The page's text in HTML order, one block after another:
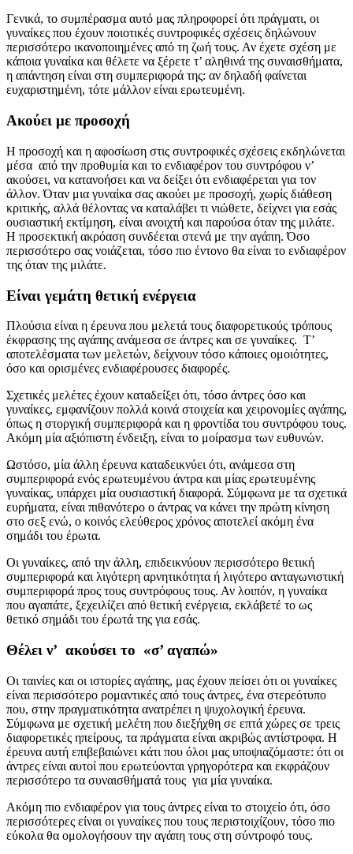
Γενικά, το συμπέρασμα αυτό μας πληροφορεί ότι πράγματι, οι
γυναίκες που έχουν ποιοτικές συντροφικές σχέσεις δηλώνουν
περισσότερο ικανοποιημένες από τη ζωή τους. Αν έχετε σχέση με
κάποια γυναίκα και θέλετε να ξέρετε τ’ αληθινά της συναισθήματα,
η απάντηση είναι στη συμπεριφορά της: αν δηλαδή φαίνεται
ευχαριστημένη, τότε μάλλον είναι ερωτευμένη.
Ακούει με προσοχή
Η προσοχή και η αφοσίωση στις συντροφικές σχέσεις εκδηλώνεται
μέσα από την προθυμία και το ενδιαφέρον του συντρόφου ν’
ακούσει, να κατανοήσει και να δείξει ότι ενδιαφέρεται για τον
άλλον. Όταν μια γυναίκα σας ακούει με προσοχή, χωρίς διάθεση
κριτικής, αλλά θέλοντας να καταλάβει τι νιώθετε, δείχνει για εσάς
ουσιαστική εκτίμηση, είναι ανοιχτή και παρούσα όταν της μιλάτε.
Η προσεκτική ακρόαση συνδέεται στενά με την αγάπη. Όσο
περισσότερο σας νοιάζεται, τόσο πιο έντονο θα είναι το ενδιαφέρον
της όταν της μιλάτε.
Είναι γεμάτη θετική ενέργεια
Πλούσια είναι η έρευνα που μελετά τους διαφορετικούς τρόπους
έκφρασης της αγάπης ανάμεσα σε άντρες και σε γυναίκες. Τ’
αποτελέσματα των μελετών, δείχνουν τόσο κάποιες ομοιότητες,
όσο και ορισμένες ενδιαφέρουσες διαφορές.
Σχετικές μελέτες έχουν καταδείξει ότι, τόσο άντρες όσο και
γυναίκες, εμφανίζουν πολλά κοινά στοιχεία και χειρονομίες αγάπης,
όπως η στοργική συμπεριφορά και η φροντίδα του συντρόφου τους.
Ακόμη μία αξιόπιστη ένδειξη, είναι το μοίρασμα των ευθυνών.
Ωστόσο, μία άλλη έρευνα καταδεικνύει ότι, ανάμεσα στη
συμπεριφορά ενός ερωτευμένου άντρα και μίας ερωτευμένης
γυναίκας, υπάρχει μία ουσιαστική διαφορά. Σύμφωνα με τα σχετικά
ευρήματα, είναι πιθανότερο ο άντρας να κάνει την πρώτη κίνηση
στο σεξ ενώ, ο κοινός ελεύθερος χρόνος αποτελεί ακόμη ένα
σημάδι του έρωτα.
Οι γυναίκες, από την άλλη, επιδεικνύουν περισσότερο θετική
συμπεριφορά και λιγότερη αρνητικότητα ή λιγότερο ανταγωνιστική
συμπεριφορά προς τους συντρόφους τους. Αν λοιπόν, η γυναίκα
που αγαπάτε, ξεχειλίζει από θετική ενέργεια, εκλάβετέ το ως
θετικό σημάδι του έρωτά της για εσάς.
Θέλει ν’ ακούσει το «σ’ αγαπώ»
Οι ταινίες και οι ιστορίες αγάπης, μας έχουν πείσει ότι οι γυναίκες
είναι περισσότερο ρομαντικές από τους άντρες, ένα στερεότυπο
που, στην πραγματικότητα ανατρέπει η ψυχολογική έρευνα.
Σύμφωνα με σχετική μελέτη που διεξήχθη σε επτά χώρες σε τρεις
διαφορετικές ηπείρους, τα πράγματα είναι ακριβώς αντίστροφα. Η
έρευνα αυτή επιβεβαιώνει κάτι που όλοι μας υποψιαζόμαστε: ότι οι
άντρες είναι αυτοί που ερωτεύονται γρηγορότερα και εκφράζουν
περισσότερο τα συναισθήματά τους για μία γυναίκα.
Ακόμη πιο ενδιαφέρον για τους άντρες είναι το στοιχείο ότι, όσο
περισσότερες είναι οι γυναίκες που τους περιστοιχίζουν, τόσο πιο
εύκολα θα ομολογήσουν την αγάπη τους στη σύντροφό τους.